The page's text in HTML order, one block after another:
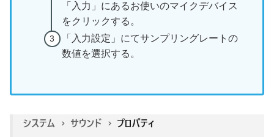
「入力」にあるお使いのマイクデバイス
をクリックする。
「入力設定」にてサンプリングレートの
数値を選択する。